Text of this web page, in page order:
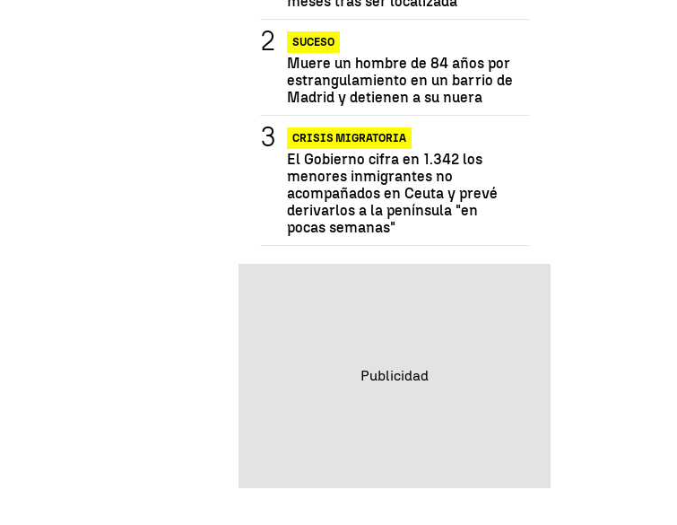
SUCESO
Muere un hombre de 84 años por
estrangulamiento en un barrio de
Madrid y detienen a su nuera
CRISIS MIGRATORIA
El Gobierno cifra en 1.342 los
menores inmigrantes no
acompañados en Ceuta y prevé
derivarlos a la península "en
pocas semanas"